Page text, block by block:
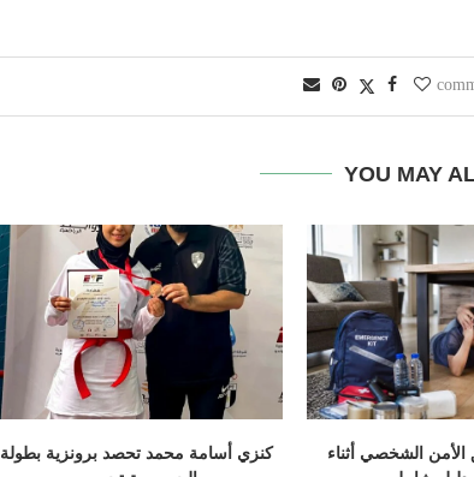
YOU MAY
الشخصي أثناء
كنزي أسامة محمد تحصد برونزية بطولة